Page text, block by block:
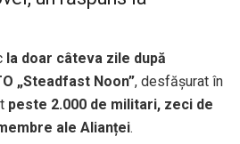
la doar câteva zile după
„Steadfast Noon”, desfășurat în
peste 2.000 de militari, zeci de
ale Alianței.